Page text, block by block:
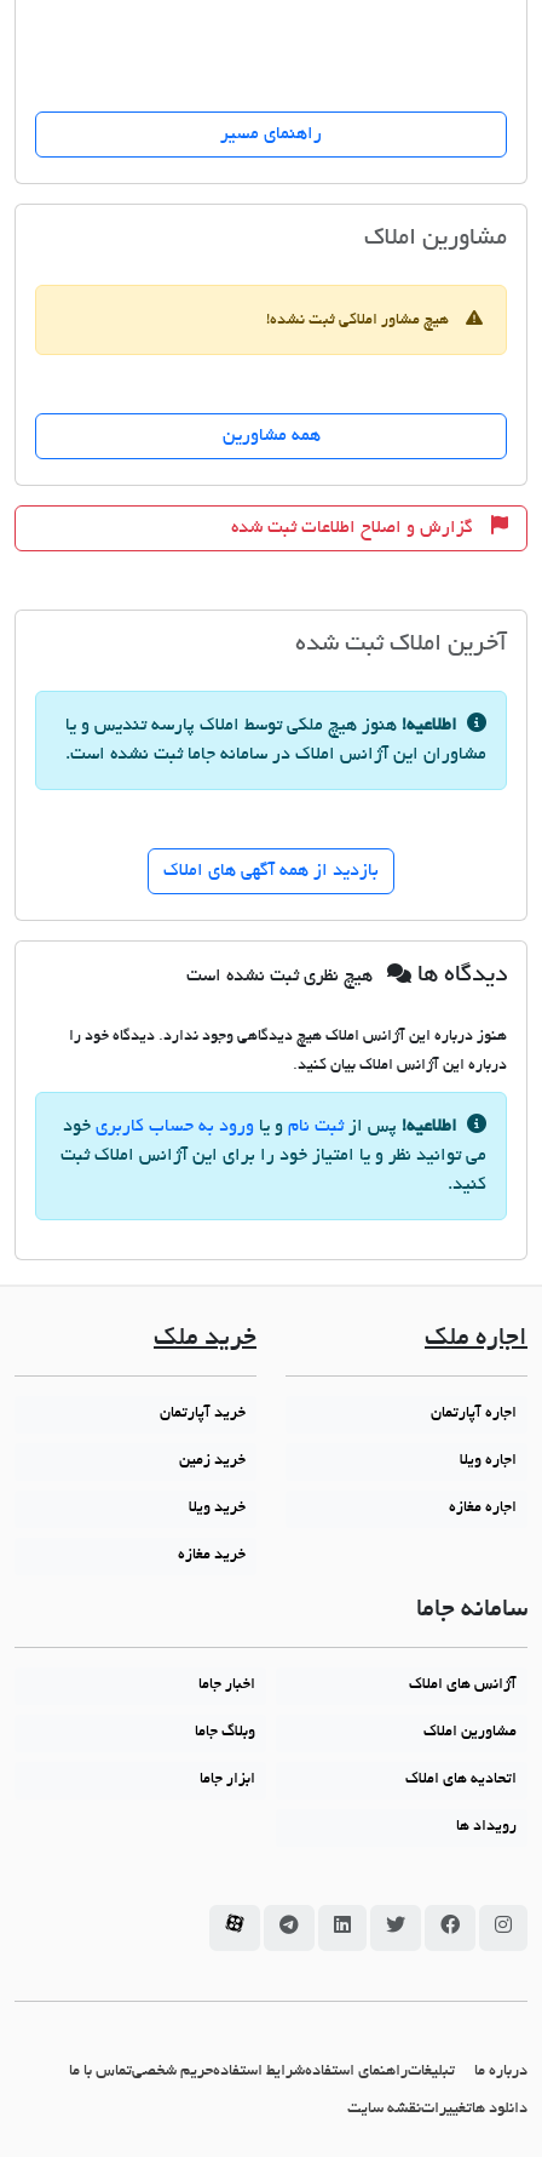
راهنمای مسیر
مشاورین املاکاملاک پارسه تندیس
هیچ مشاور املاکی ثبت نشده!
همه مشاورین
گزارش و اصلاح اطلاعات ثبت شده
آخرین املاک ثبت شده
اطلاعیه! هنوز هیچ ملکی توسط املاک پارسه تندیس و یا
مشاوران این آژانس املاک در سامانه جاما ثبت نشده است.
بازدید از همه آگهی های املاک
دیدگاه ها هیچ نظری ثبت نشده است
هنوز درباره این آژانس املاک هیچ دیدگاهی وجود ندارد. دیدگاه خود را
درباره این آژانس املاک بیان کنید.
اطلاعیه! پس ازثبت نام و یا ورود به حساب کاربری خود
می توانید نظر و یا امتیاز خود را برای این آژانس املاک ثبت
کنید.
اجاره ملک
اجاره آپارتمان
اجاره ویلا
اجاره مغازه
خرید ملک
خرید آپارتمان
خرید زمین
خرید ویلا
خرید مغازه
سامانه جاما
آژانس های املاک اخبار جاما
مشاورین املاک وبلاگ جاما
اتحادیه های املاک ابزار جاما
رویداد ها
سامانه جاما در اینستاگرام
سامانه جاما در فیسبوک
سامانه جاما در توئیتر
سامانه جاما در لینکداین
سامانه جاما در تلگرام
سامانه جاما در آپارات
درباره ما تبلیغاتراهنمای استفادهشرایط استفادهحریم شخصیتماس با ما
دانلود هاتغییراتنقشه سایت